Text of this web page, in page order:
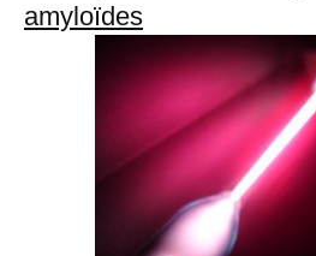
amyloïdes